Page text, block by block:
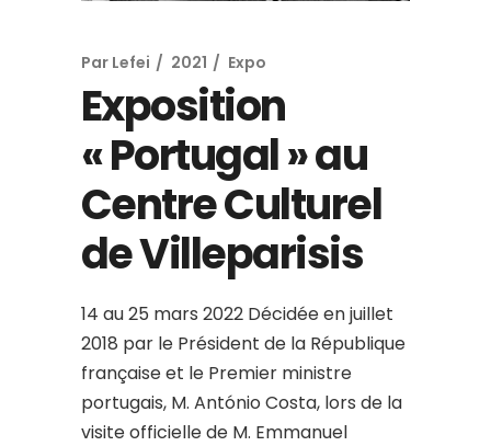
Par Lefei 2021 Expo
Exposition
« Portugal » au
Centre Culturel
de Villeparisis
14 au 25 mars 2022 Décidée en juillet
2018 par le Président de la République
française et le Premier ministre
portugais, M. António Costa, lors de la
visite officielle de M. Emmanuel